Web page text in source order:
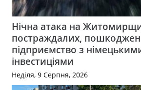
Нічна атака на
постраждалих,
підприємство з
інвестиціями
Неділя, 9 Серпня, 2026